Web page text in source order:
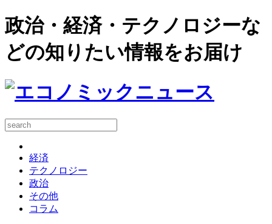
政治・経済・テクノロジーな
どの知りたい情報をお届け
経済
テクノロジー
政治
その他
コラム